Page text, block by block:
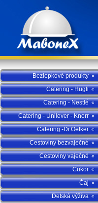
Bezlepkové produkty
Catering - Hugli
Catering - Nestlé
Catering - Unilever - Knorr
Catering -Dr.Oetker
Cestoviny bezvaječné
Cestoviny vaječné
Cukor
Čaj
Detská výživa